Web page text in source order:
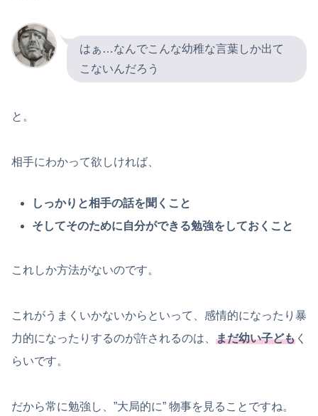
はぁ…なんでこんな幼稚な言葉しか出て
こないんだろう
と。
相手にわかって欲しければ、
しっかりと相手の話を聞くこと
そしてそのために自分ができる勉強をしておくこと
これしか方法がないのです。
これがうまくいかないからといって、感情的になったり暴
力的になったりするのが許されるのは、 まだ幼い子ども く
らいです。
だから常に勉強し、”大局的に” 物事を見ることですね。